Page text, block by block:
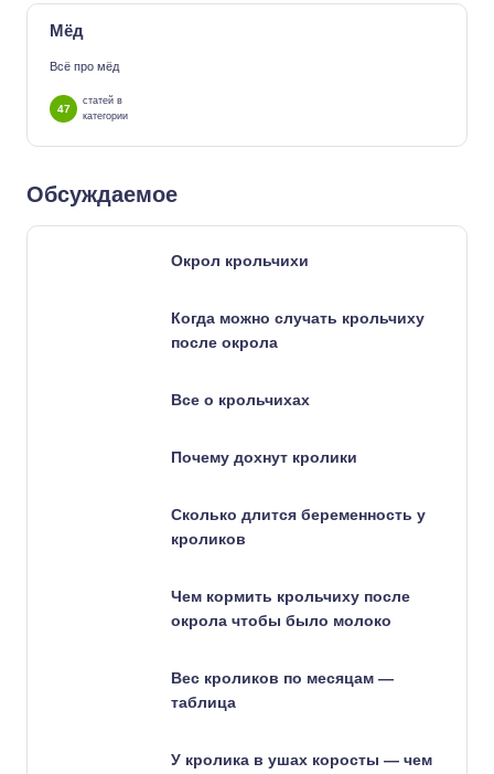
Мёд
Всё про мёд
47
статей в
категории
Обсуждаемое
Окрол крольчихи
Когда можно случать крольчиху
после окрола
Все о крольчихах
Почему дохнут кролики
Сколько длится беременность у
кроликов
Чем кормить крольчиху после
окрола чтобы было молоко
Вес кроликов по месяцам —
таблица
У кролика в ушах коросты — чем